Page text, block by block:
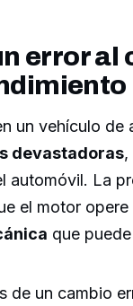
error al
un vehículo
devastadoras,
automóvil. La
el motor
que
de un cambio